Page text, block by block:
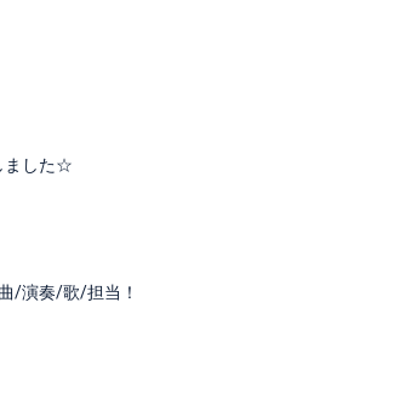
ました☆
/演奏/歌/担当！